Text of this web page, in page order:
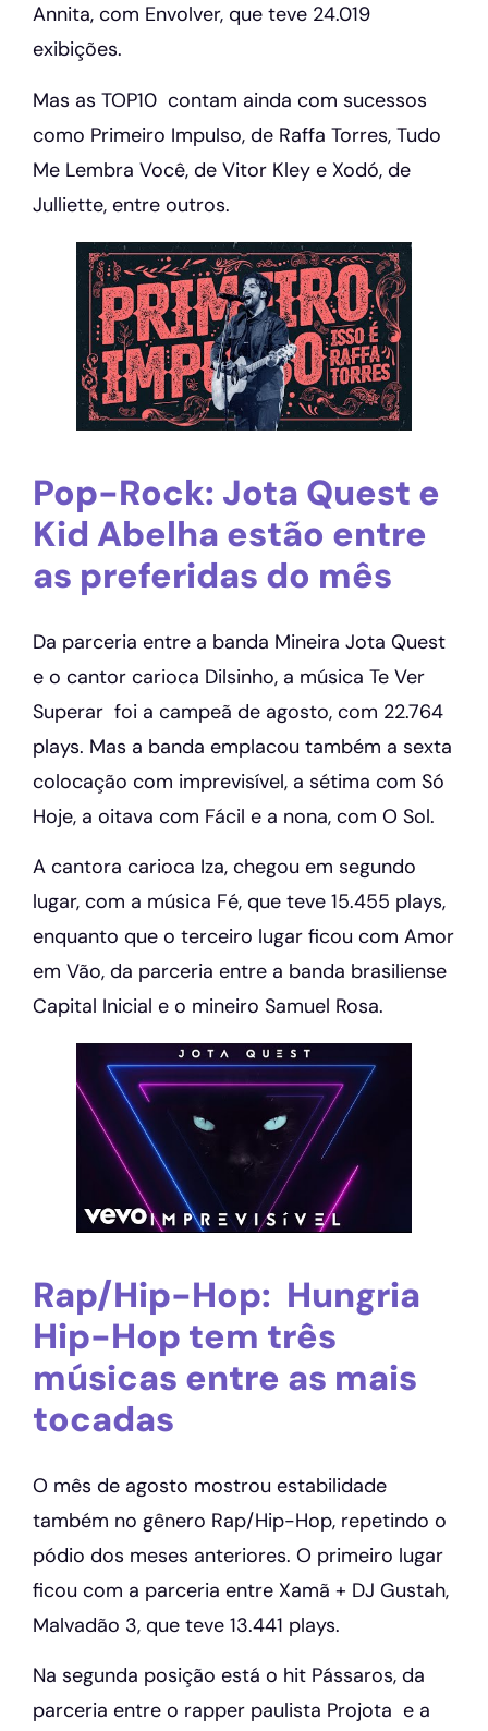
Annita, com Envolver, que teve 24.019
exibições.
Mas as TOP10 contam ainda com sucessos
como Primeiro Impulso, de Raffa Torres, Tudo
Me Lembra Você, de Vitor Kley e Xodó, de
Julliette, entre outros.
Pop-Rock: Jota Quest e
Kid Abelha estão entre
as preferidas do mês
Da parceria entre a banda Mineira Jota Quest
e o cantor carioca Dilsinho, a música Te Ver
Superar foi a campeã de agosto, com 22.764
plays. Mas a banda emplacou também a sexta
colocação com imprevisível, a sétima com Só
Hoje, a oitava com Fácil e a nona, com O Sol.
A cantora carioca Iza, chegou em segundo
lugar, com a música Fé, que teve 15.455 plays,
enquanto que o terceiro lugar ficou com Amor
em Vão, da parceria entre a banda brasiliense
Capital Inicial e o mineiro Samuel Rosa.
Rap/Hip-Hop: Hungria
Hip-Hop tem três
músicas entre as mais
tocadas
O mês de agosto mostrou estabilidade
também no gênero Rap/Hip-Hop, repetindo o
pódio dos meses anteriores. O primeiro lugar
ficou com a parceria entre Xamã + DJ Gustah,
Malvadão 3, que teve 13.441 plays.
Na segunda posição está o hit Pássaros, da
parceria entre o rapper paulista Projota e a